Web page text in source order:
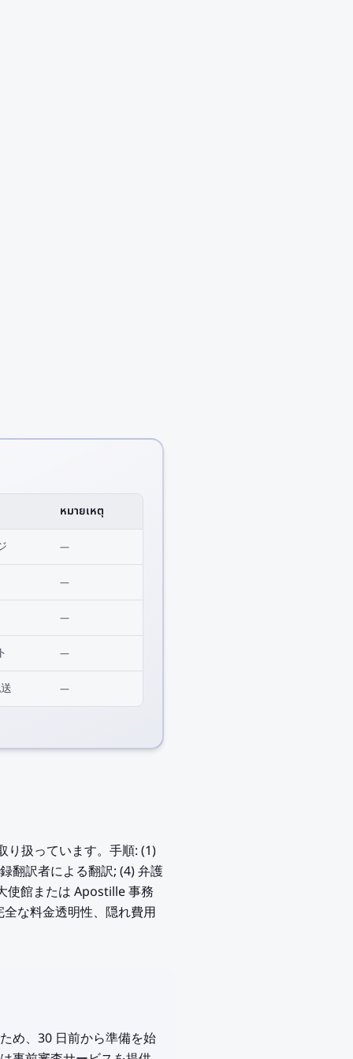
หมายเหตุ
—
—
—
—
—
扱っています。手順: (1)
翻訳者による翻訳; (4) 弁護
使館または Apostille 事務
な料金透明性、隠れ費用
め、30 日前から準備を始